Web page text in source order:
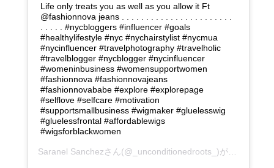
Life only treats you as well as you allow it Ft
@fashionnova jeans . . . . . . . . . . . . . . . . . . . . . . .
. . . . . #nycbloggers #influencer #goals
#healthylifestyle #nyc #nychairstylist #nycmua
#nycinfluencer #travelphotography #travelholic
#travelblogger #nycblogger #nycinfluencer
#womeninbusiness #womensupportwomen
#fashionnova #fashionnovajeans
#fashionnovababe #explore #explorepage
#selflove #selfcare #motivation
#supportsmallbusiness #wigmaker #gluelesswig
#gluelessfrontal #affordablewigs
#wigsforblackwomen
Saranel Sanchezさん(@_unconditionedroots_)がシェアした投稿 –